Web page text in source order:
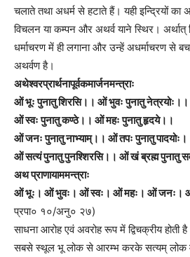
चलाते तथा अधर्म से हटाते हैं। यही इन्द्रियों का
विचलन या कम्पन और अथर्व याने स्थिर। अर्थात्
धर्माचरण में ही लगाना और उन्हें अधर्माचरण से
अथर्वण है।
अथेश्वरप्रार्थनापूर्वकमार्जनमन्त्राः
ओं भूः पुनातु शिरसि।। ओं भुवः पुनातु नेत्रयोः।।
ओं स्वः पुनातु कण्ठे।। ओं महः पुनातु हृदये।।
ओं जनः पुनातु नाभ्याम्।। ओं तपः पुनातु
ओं सत्यं पुनातु पुनश्शिरसि।। ओं खं ब्रह्म पुनातु
अथ प्राणायाममन्त्राः
ओं भूः। ओं भुवः। ओं स्वः। ओं महः। ओं जनः।
प्रपा० १०/अनु० २७)
साधना आरोह एवं अवरोह रूप में द्विचक्रीय होती
सबसे स्थूल भू लोक से आरम्भ करके सत्यम् लोक में